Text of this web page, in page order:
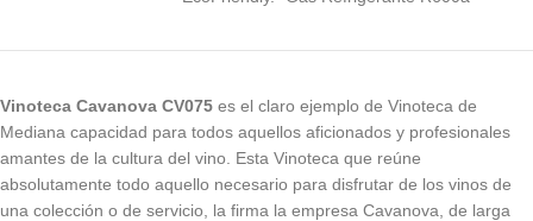
Vinoteca Cavanova CV075 es el claro ejemplo de Vinoteca de
Mediana capacidad para todos aquellos aficionados y profesionales
amantes de la cultura del vino. Esta Vinoteca que reúne
absolutamente todo aquello necesario para disfrutar de los vinos de
una colección o de servicio, la firma la empresa Cavanova, de larga